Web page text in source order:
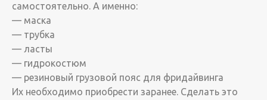
самостоятельно. А именно:
— маска
— трубка
— ласты
— гидрокостюм
— резиновый грузовой пояс для фридайвинга
Их необходимо приобрести заранее. Сделать это